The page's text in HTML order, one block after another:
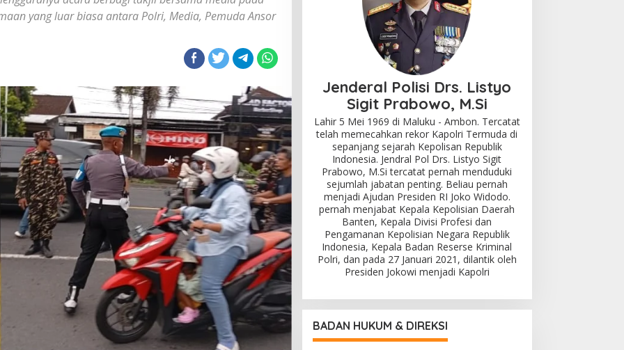
yang luar biasa antara Polri, Media, Pemuda Ansor
Jenderal Polisi Drs. Listyo
Sigit Prabowo, M.Si
Lahir 5 Mei 1969 di Maluku - Ambon. Tercatat
telah memecahkan rekor Kapolri Termuda di
sepanjang sejarah Kepolisan Republik
Indonesia. Jendral Pol Drs. Listyo Sigit
Prabowo, M.Si tercatat pernah menduduki
sejumlah jabatan penting. Beliau pernah
menjadi Ajudan Presiden RI Joko Widodo.
pernah menjabat Kepala Kepolisian Daerah
Banten, Kepala Divisi Profesi dan
Pengamanan Kepolisian Negara Republik
Indonesia, Kepala Badan Reserse Kriminal
Polri, dan pada 27 Januari 2021, dilantik oleh
Presiden Jokowi menjadi Kapolri
BADAN HUKUM & DIREKSI